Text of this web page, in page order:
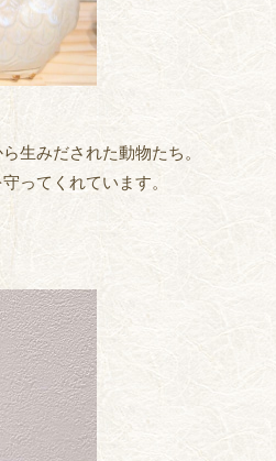
生みだされた動物たち。
ってくれています。